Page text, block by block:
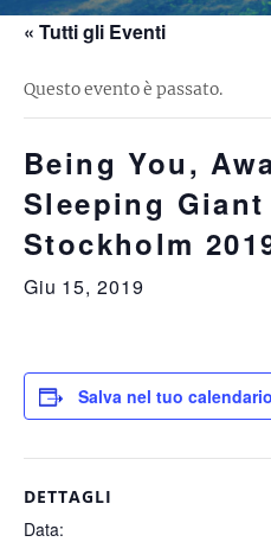
« Tutti gli Eventi
Questo evento è passato.
Being You,
Sleeping
Stockholm
Giu 15, 2019
Salva nel tuo calendario
DETTAGLI
Data: